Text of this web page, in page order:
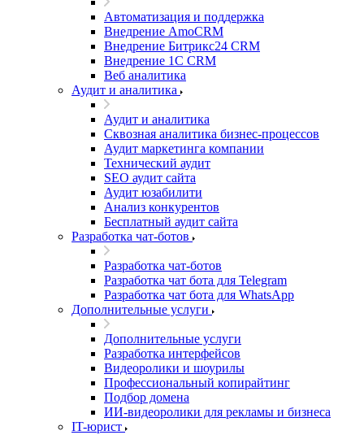
Автоматизация и поддержка
Внедрение AmoCRM
Внедрение Битрикс24 CRM
Внедрение 1C CRM
Веб аналитика
Аудит и аналитика
Аудит и аналитика
Сквозная аналитика бизнес-процессов
Аудит маркетинга компании
Технический аудит
SEO аудит сайта
Аудит юзабилити
Анализ конкурентов
Бесплатный аудит сайта
Разработка чат-ботов
Разработка чат-ботов
Разработка чат бота для Telegram
Разработка чат бота для WhatsApp
Дополнительные услуги
Дополнительные услуги
Разработка интерфейсов
Видеоролики и шоурилы
Профессиональный копирайтинг
Подбор домена
ИИ-видеоролики для рекламы и бизнеса
IT-юрист